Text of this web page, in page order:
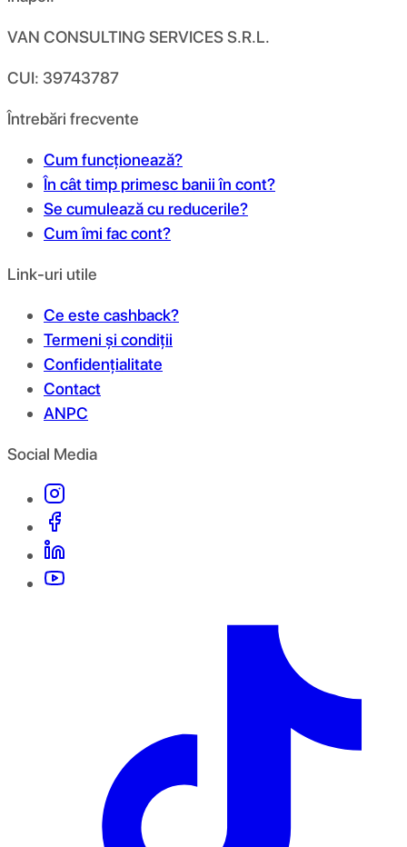
VAN CONSULTING SERVICES S.R.L.
CUI: 39743787
Întrebări frecvente
Cum funcționează?
În cât timp primesc banii în cont?
Se cumulează cu reducerile?
Cum îmi fac cont?
Link-uri utile
Ce este cashback?
Termeni și condiții
Confidențialitate
Contact
ANPC
Social Media